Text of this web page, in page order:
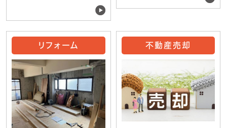
リフォーム 不動産売却